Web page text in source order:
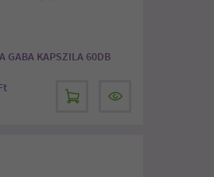
GABA KAPSZILA 60DB